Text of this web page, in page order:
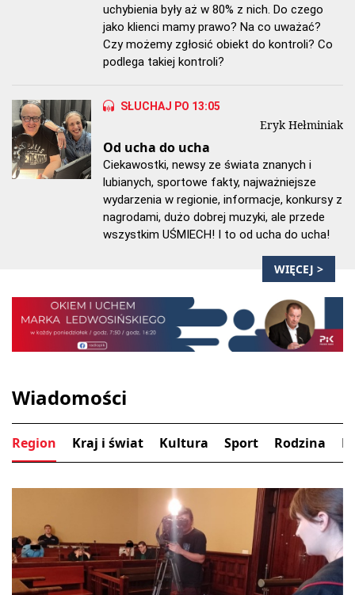
uchybienia były aż w 80% z nich. Do czego
jako klienci mamy prawo? Na co uważać?
Czy możemy zgłosić obiekt do kontroli? Co
podlega takiej kontroli?
SŁUCHAJ PO 13:05
Eryk Hełminiak
Od ucha do ucha
Ciekawostki, newsy ze świata znanych i
lubianych, sportowe fakty, najważniejsze
wydarzenia w regionie, informacje, konkursy z
nagrodami, dużo dobrej muzyki, ale przede
wszystkim UŚMIECH! I to od ucha do ucha!
WIĘCEJ >
Wiadomości
Region Kraj i świat Kultura Sport Rodzina